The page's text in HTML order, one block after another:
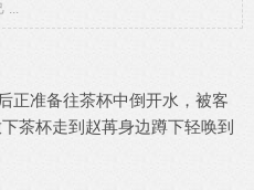
...
正准备往茶杯中倒开水，被客
茶杯走到赵苒身边蹲下轻唤到